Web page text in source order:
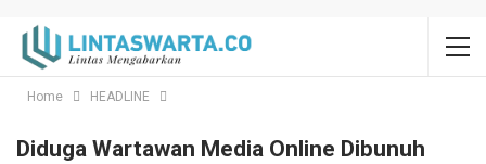
Home HEADLINE
Diduga Wartawan Media Online Dibunuh